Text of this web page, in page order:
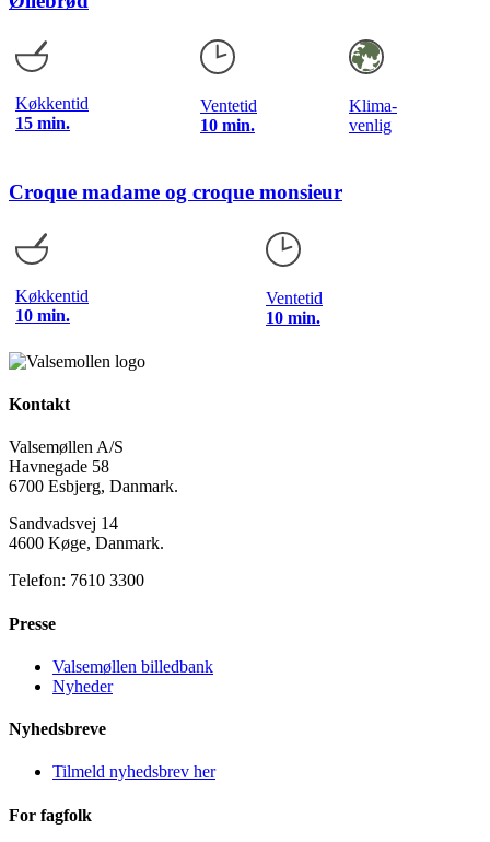
Køkkentid
15 min.
Ventetid
10 min.
Klima-
venlig
Croque madame og croque monsieur
Køkkentid
10 min.
Ventetid
10 min.
Kontakt
Valsemøllen A/S
Havnegade 58
6700 Esbjerg, Danmark.
Sandvadsvej 14
4600 Køge, Danmark.
Telefon: 7610 3300
Presse
Valsemøllen billedbank
Nyheder
Nyhedsbreve
Tilmeld nyhedsbrev her
For fagfolk